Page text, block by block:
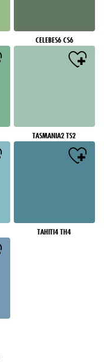
CELEBES6 CS6
TASMANIA2 TS2
TAHITI4 TH4